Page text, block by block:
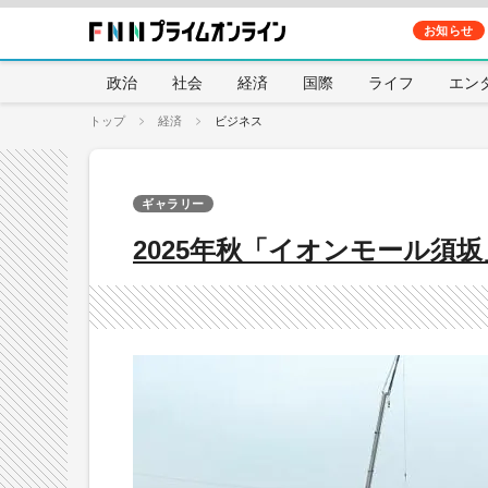
お知らせ
政治 社会 経済 国際 ライフ エン
トップ 経済 ビジネス
2025年秋「イオンモール須
ギャラリー